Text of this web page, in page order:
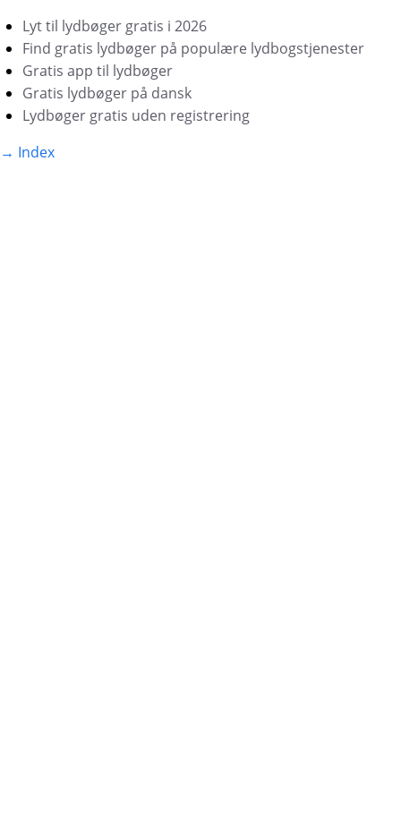
Lyt til lydbøger gratis i 2026
Find gratis lydbøger på populære lydbogstjenester
Gratis app til lydbøger
Gratis lydbøger på dansk
Lydbøger gratis uden registrering
→ Index